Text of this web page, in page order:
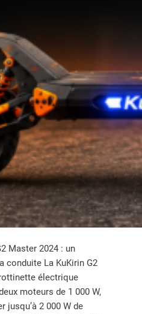
Master 2024 : un
conduite La KuKirin G2
électrique
moteurs de 1 000 W,
jusqu’à 2 000 W de